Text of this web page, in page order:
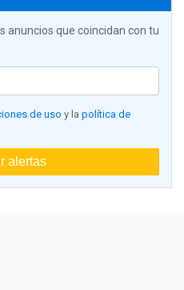
anuncios que coincidan con tu
de uso y la política de
alertas